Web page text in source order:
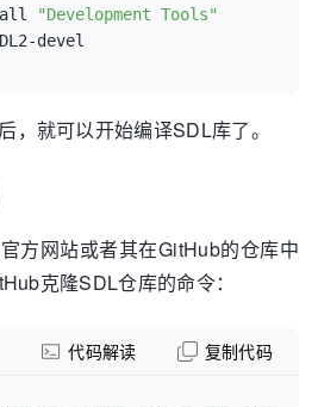
"Development Tools"
，就可以开始编译SDL库了。
方网站或者其在GitHub的仓库中
克隆SDL仓库的命令：
代码解读 复制代码